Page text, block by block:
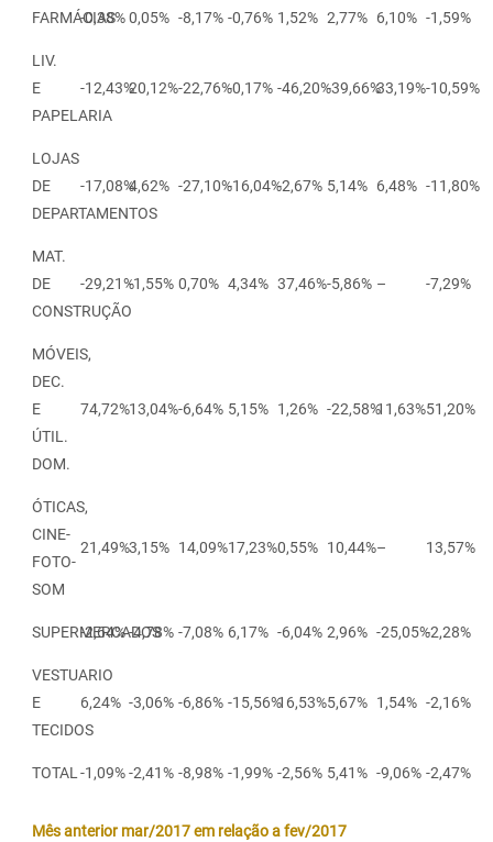
FARMÁCIAS
-0,38% 0,05% -8,17% -0,76% 1,52% 2,77% 6,10% -1,59%
LIV.
E
PAPELARIA
-12,43%20,12%-22,76%-0,17% -46,20%-39,66%33,19%-10,59%
LOJAS
DE
DEPARTAMENTOS
-17,08%4,62% -27,10%-16,04%-2,67% 5,14% 6,48% -11,80%
MAT.
DE
CONSTRUÇÃO
-29,21%-1,55% 0,70% 4,34% 37,46%-5,86% – -7,29%
MÓVEIS,
DEC.
E
ÚTIL.
DOM.
74,72%13,04%-6,64% 5,15% 1,26% -22,58%11,63%51,20%
ÓTICAS,
CINE-
FOTO-
SOM
21,49%3,15% 14,09%17,23%0,55% 10,44%– 13,57%
SUPERMERCADOS
-2,64%-4,78% -7,08% 6,17% -6,04% 2,96% -25,05%-2,28%
VESTUARIO
E
TECIDOS
6,24% -3,06% -6,86% -15,56%16,53%5,67% 1,54% -2,16%
TOTAL -1,09% -2,41% -8,98% -1,99% -2,56% 5,41% -9,06% -2,47%
Mês anterior mar/2017 em relação a fev/2017